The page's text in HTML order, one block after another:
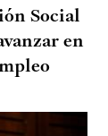
Social
en